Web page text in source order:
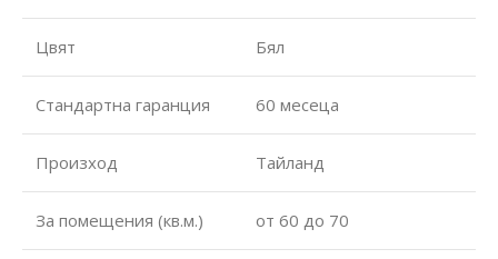
Цвят Бял
Стандартна гаранция 60 месеца
Произход Тайланд
За помещения (кв.м.) от 60 до 70